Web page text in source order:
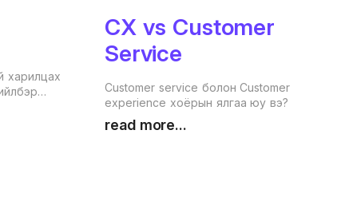
харилцах
CX vs Customer
Service
Customer service болон Customer
experience хоёрын ялгаа юу вэ?
read more...